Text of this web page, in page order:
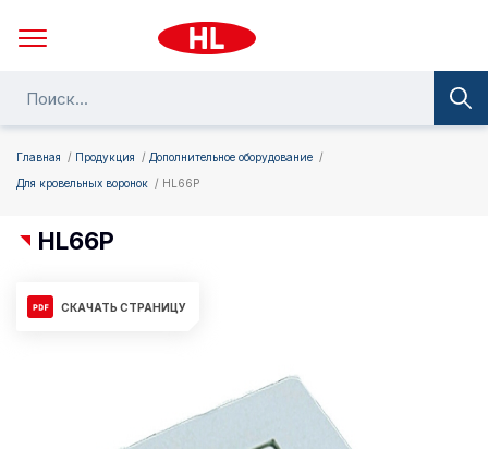
Главная Продукция
Дополнительное оборудование
Для кровельных воронок
HL66P
HL66P
СКАЧАТЬ СТРАНИЦУ